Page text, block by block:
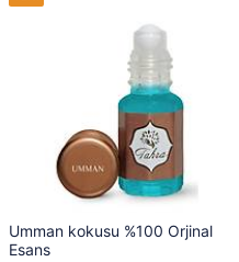
Umman kokusu %100 Orjinal
Esans